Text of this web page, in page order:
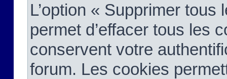
L’option « Supprimer
permet d’effacer tous les
conservent votre
forum. Les cookies